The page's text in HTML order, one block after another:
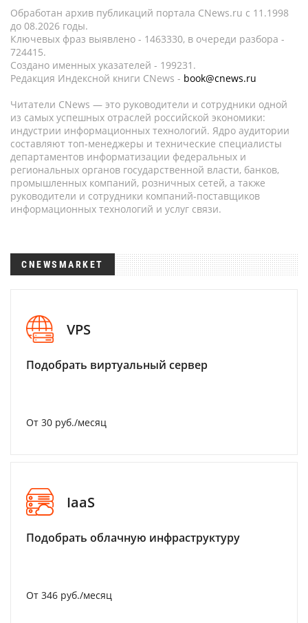
Обработан архив публикаций портала CNews.ru c 11.1998
до 08.2026 годы.
Ключевых фраз выявлено - 1463330, в очереди разбора -
724415.
Создано именных указателей - 199231.
Редакция Индексной книги CNews - book@cnews.ru
Читатели CNews — это руководители и сотрудники одной
из самых успешных отраслей российской экономики:
индустрии информационных технологий. Ядро аудитории
составляют топ-менеджеры и технические специалисты
департаментов информатизации федеральных и
региональных органов государственной власти, банков,
промышленных компаний, розничных сетей, а также
руководители и сотрудники компаний-поставщиков
информационных технологий и услуг связи.
CNEWSMARKET
VPS
Подобрать виртуальный сервер
От 30 руб./месяц
IaaS
Подобрать облачную инфраструктуру
От 346 руб./месяц